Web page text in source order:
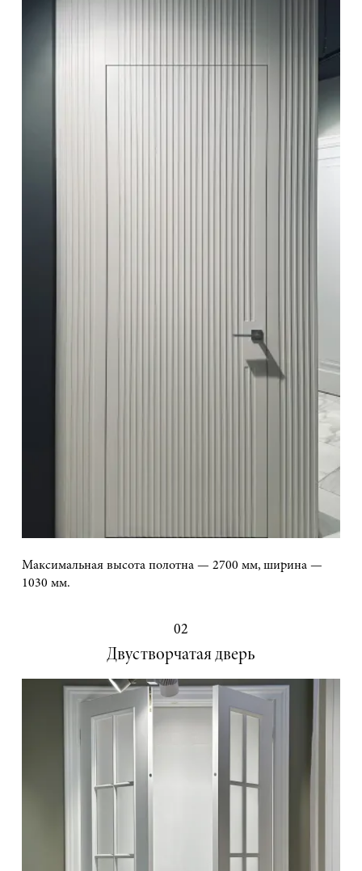
Максимальная высота полотна — 2700 мм, ширина —
1030 мм.
02
Двустворчатая дверь